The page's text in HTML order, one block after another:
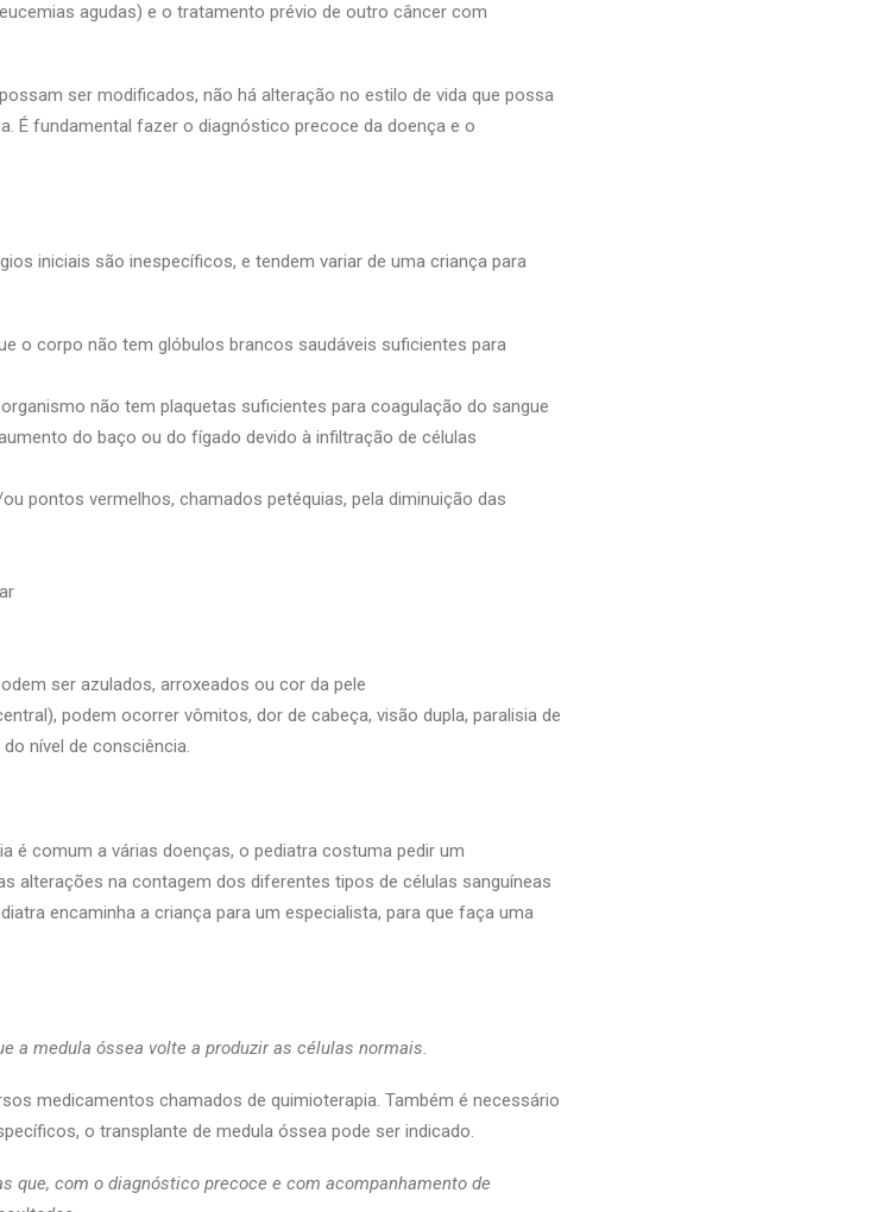
agudas) e o tratamento prévio de outro câncer com
ser modificados, não há alteração no estilo de vida que possa
É fundamental fazer o diagnóstico precoce da doença e o
iniciais são inespecíficos, e tendem variar de uma criança para
o corpo não tem glóbulos brancos saudáveis suficientes para
não tem plaquetas suficientes para coagulação do sangue
do baço ou do fígado devido à infiltração de células
pontos vermelhos, chamados petéquias, pela diminuição das
ser azulados, arroxeados ou cor da pele
podem ocorrer vômitos, dor de cabeça, visão dupla, paralisia de
nível de consciência.
é comum a várias doenças, o pediatra costuma pedir um
alterações na contagem dos diferentes tipos de células sanguíneas
encaminha a criança para um especialista, para que faça uma
a medula óssea volte a produzir as células normais.
medicamentos chamados de quimioterapia. Também é necessário
o transplante de medula óssea pode ser indicado.
que, com o diagnóstico precoce e com acompanhamento de